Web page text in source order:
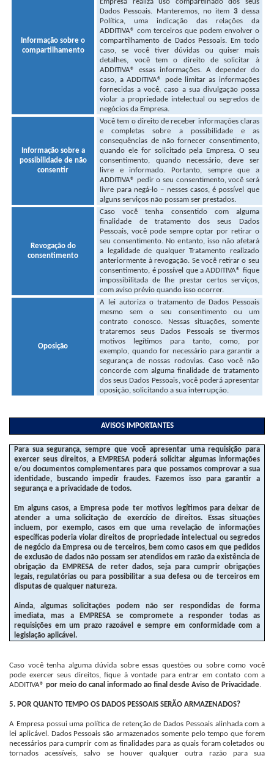
Informação sobre o
compartilhamento
Dados Pessoais. Manteremos, no item 3dessa
Política, uma indicação das relações da
ADDITIVA® com terceiros que podem envolver o
compartilhamento de Dados Pessoais. Em todo
caso, se você tiver dúvidas ou quiser mais
detalhes, você tem o direito de solicitar à
ADDITIVA® essas informações. A depender do
caso, a ADDITIVA® pode limitar as informações
fornecidas a você, caso a sua divulgação possa
violar a propriedade intelectual ou segredos de
negócios da Empresa.
Informação sobre a
possibilidade de não
consentir
Você tem o direito de receber informações claras
e completas sobre a possibilidade e as
consequências de não fornecer consentimento,
quando ele for solicitado pela Empresa. O seu
consentimento, quando necessário, deve ser
livre e informado. Portanto, sempre que a
ADDITIVA® pedir o seu consentimento, você será
livre para negá-lo – nesses casos, é possível que
alguns serviços não possam ser prestados.
Revogação do
consentimento
Caso você tenha consentido com alguma
finalidade de tratamento dos seus Dados
Pessoais, você pode sempre optar por retirar o
seu consentimento. No entanto, isso não afetará
a legalidade de qualquer Tratamento realizado
anteriormente à revogação. Se você retirar o seu
consentimento, é possível que a ADDITIVA® fique
impossibilitada de lhe prestar certos serviços,
com aviso prévio quando isso ocorrer.
Oposição
A lei autoriza o tratamento de Dados Pessoais
mesmo sem o seu consentimento ou um
contrato conosco. Nessas situações, somente
trataremos seus Dados Pessoais se tivermos
motivos legítimos para tanto, como, por
exemplo, quando for necessário para garantir a
segurança de nossas rodovias. Caso você não
concorde com alguma finalidade de tratamento
dos seus Dados Pessoais, você poderá apresentar
oposição, solicitando a sua interrupção.
AVISOS IMPORTANTES
Para sua segurança, sempre que você apresentar uma requisição para
exercer seus direitos, a EMPRESA poderá solicitar algumas informações
e/ou documentos complementares para que possamos comprovar a sua
identidade, buscando impedir fraudes. Fazemos isso para garantir a
segurança e a privacidade de todos.
Em alguns casos, a Empresa pode ter motivos legítimos para deixar de
atender a uma solicitação de exercício de direitos. Essas situações
incluem, por exemplo, casos em que uma revelação de informações
específicas poderia violar direitos de propriedade intelectual ou segredos
de negócio da Empresa ou de terceiros, bem como casos em que pedidos
de exclusão de dados não possam ser atendidos em razão da existência de
obrigação da EMPRESA de reter dados, seja para cumprir obrigações
legais, regulatórias ou para possibilitar a sua defesa ou de terceiros em
disputas de qualquer natureza.
Ainda, algumas solicitações podem não ser respondidas de forma
imediata, mas a EMPRESA se compromete a responder todas as
requisições em um prazo razoável e sempre em conformidade com a
legislação aplicável.
Caso você tenha alguma dúvida sobre essas questões ou sobre como você
pode exercer seus direitos, fique à vontade para entrar em contato com a
ADDITIVA® por meio do canal informado ao final desde Aviso de Privacidade.
5. POR QUANTO TEMPO OS DADOS PESSOAIS SERÃO ARMAZENADOS?
A Empresa possui uma política de retenção de Dados Pessoais alinhada com a
lei aplicável. Dados Pessoais são armazenados somente pelo tempo que forem
necessários para cumprir com as finalidades para as quais foram coletados ou
tornados acessíveis, salvo se houver qualquer outra razão para sua